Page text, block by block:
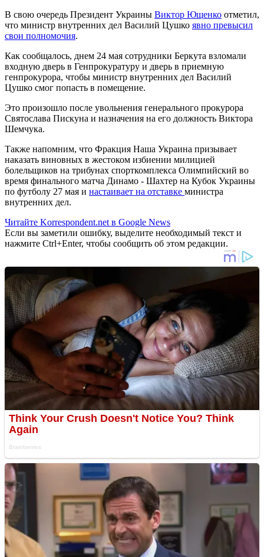
В свою очередь Президент Украины Виктор Ющенко отметил,
что министр внутренних дел Василий Цушко явно превысил
свои полномочия.
Как сообщалось, днем 24 мая сотрудники Беркута взломали
входную дверь в Генпрокуратуру и дверь в приемную
генпрокурора, чтобы министр внутренних дел Василий
Цушко смог попасть в помещение.
Это произошло после увольнения генерального прокурора
Святослава Пискуна и назначения на его должность Виктора
Шемчука.
Также напомним, что Фракция Наша Украина призывает
наказать виновных в жестоком избиении милицией
болельщиков на трибунах спорткомплекса Олимпийский во
время финального матча Динамо - Шахтер на Кубок Украины
по футболу 27 мая и настаивает на отставке министра
внутренних дел.
Читайте Korrespondent.net в Google News
Если вы заметили ошибку, выделите необходимый текст и
нажмите Ctrl+Enter, чтобы сообщить об этом редакции.